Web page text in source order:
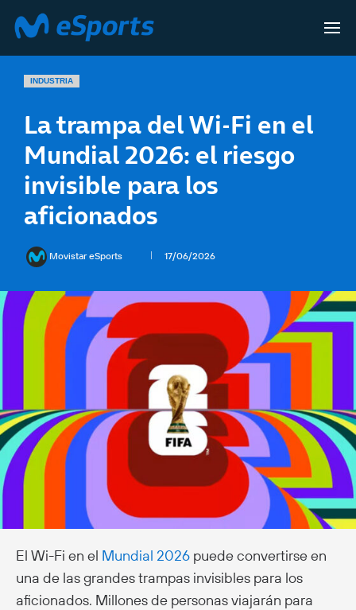
INDUSTRIA
La trampa del Wi-Fi en el
Mundial 2026: el riesgo
invisible para los
aficionados
Movistar eSports 17/06/2026
El Wi-Fi en el Mundial 2026 puede convertirse en
una de las grandes trampas invisibles para los
aficionados. Millones de personas viajarán para